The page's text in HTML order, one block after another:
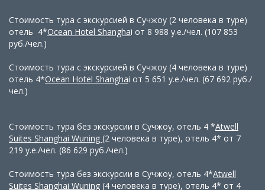
Стоимость тура с экскурсией в Сучжоу (2 человека в туре)
отель 4*Ocean Hotel Shanghai от 8 988 у.е./чел. (107 853
руб./чел.)
Стоимость тура с экскурсией в Сучжоу (4 человека в туре)
отель 4*Ocean Hotel Shanghai от 5 651 у.е./чел. (67 692 руб./
чел.)
Стоимость тура без экскурсии в Сучжоу, отель 4 *Atwell
Suites Shanghai Wuning (2 человека в туре), отель 4* от 7
219 у.е./чел. (86 629 руб./чел.)
Стоимость тура без экскурсии в Сучжоу, отель 4*Atwell
Suites Shanghai Wuning (4 человека в туре), отель 4* от 4